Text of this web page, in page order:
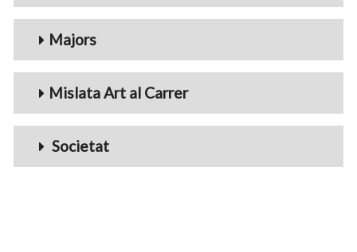
Majors
Mislata Art al Carrer
Societat